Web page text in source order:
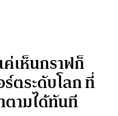
เห็นกราฟก็
ตระดับโลก ที่
ตามได้ทันที